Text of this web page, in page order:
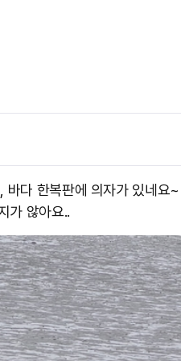
바다 한복판에 의자가 있네요
가 않아요..